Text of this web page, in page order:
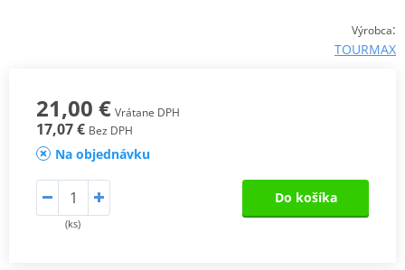
Výrobca:
TOURMAX
21,00 € Vrátane DPH
17,07 € Bez DPH
Na objednávku
(ks)
Do košíka